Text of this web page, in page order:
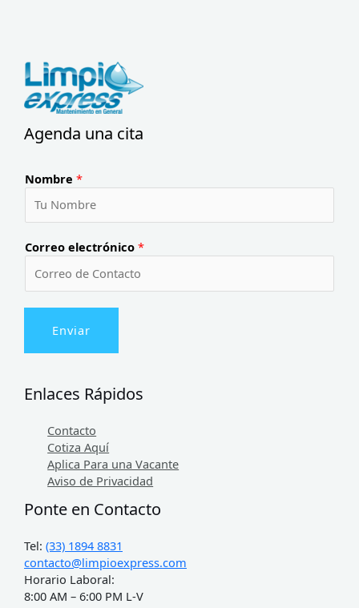
Agenda una cita
Nombre *
Correo electrónico *
Enviar
Enlaces Rápidos
Contacto
Cotiza Aquí
Aplica Para una Vacante
Aviso de Privacidad
Ponte en Contacto
Tel: (33) 1894 8831
contacto@limpioexpress.com
Horario Laboral:
8:00 AM – 6:00 PM L-V